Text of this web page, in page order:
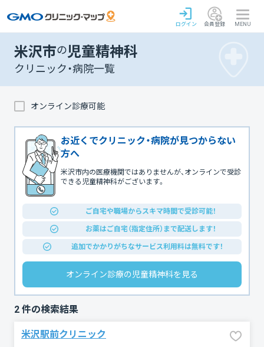
ログイン 会員登録 MENU
米沢市の児童精神科
クリニック・病院一覧
オンライン診療可能
お近くでクリニック・病院が見つからない
方へ
米沢市内の医療機関ではありませんが、オンラインで受診
できる児童精神科がございます。
ご自宅や職場からスキマ時間で受診可能！
お薬はご自宅（指定住所）まで配送します！
追加でかかりがちなサービス利用料は無料です！
オンライン診療の児童精神科を見る
2 件の検索結果
米沢駅前クリニック